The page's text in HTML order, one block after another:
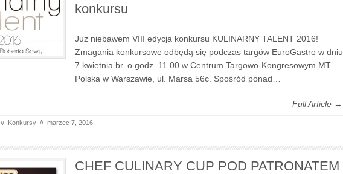
konkursu
Już niebawem VIII edycja konkursu KULINARNY TALENT 2016!
Zmagania konkursowe odbędą się podczas targów EuroGastro w dniu
7 kwietnia br. o godz. 11.00 w Centrum Targowo-Kongresowym MT
Polska w Warszawie, ul. Marsa 56c. Spośród ponad…
Full Article →
// Konkursy // marzec 7, 2016
CHEF CULINARY CUP POD PATRONATEM